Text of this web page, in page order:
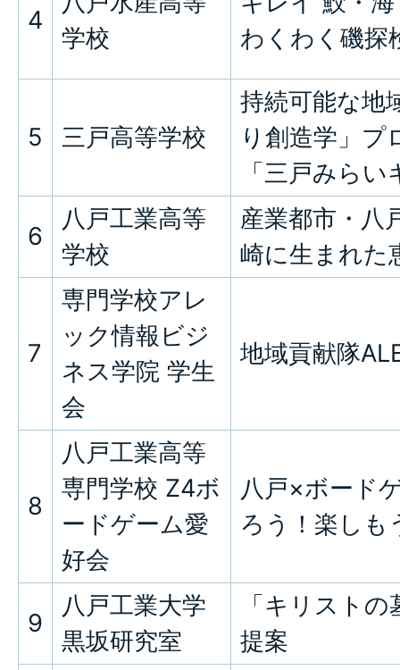
4
学校
わくわく磯探
5 三戸高等学校
持続可能な地
り創造学」プ
「三戸みら
6
八戸工業高等
学校
産業都市・八
崎に生まれた
7
専門学校アレ
ック情報ビジ
ネス学院 学生
会
地域貢献隊
8
八戸工業高等
専門学校 Z4ボ
ードゲーム愛
好会
八戸×ボード
ろう！楽しも
9
八戸工業大学
黒坂研究室
「キリスト
提案